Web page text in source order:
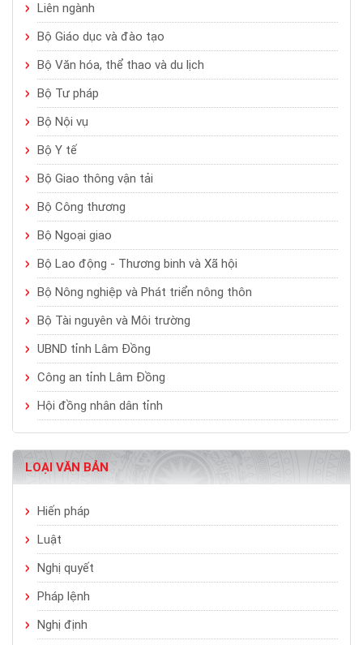
Liên ngành
Bộ Giáo dục và đào tạo
Bộ Văn hóa, thể thao và du lịch
Bộ Tư pháp
Bộ Nội vụ
Bộ Y tế
Bộ Giao thông vận tải
Bộ Công thương
Bộ Ngoại giao
Bộ Lao động - Thương binh và Xã hội
Bộ Nông nghiệp và Phát triển nông thôn
Bộ Tài nguyên và Môi trường
UBND tỉnh Lâm Đồng
Công an tỉnh Lâm Đồng
Hội đồng nhân dân tỉnh
LOẠI VĂN BẢN
Hiến pháp
Luật
Nghị quyết
Pháp lệnh
Nghị định